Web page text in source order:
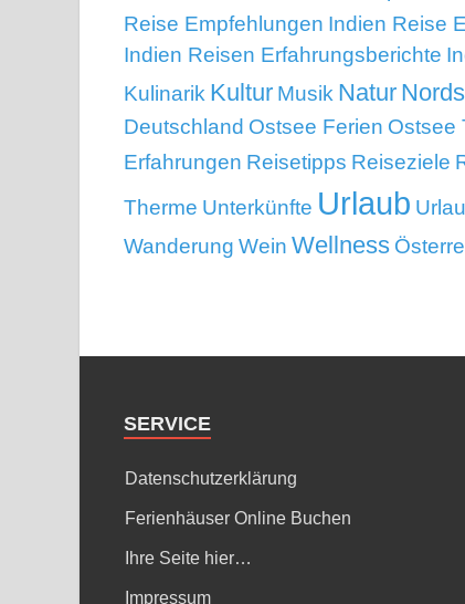
Reise Empfehlungen Indien Reise
Indien Reisen Erfahrungsberichte
Kulinarik Kultur Musik Natur
Deutschland Ostsee Ferien Ostsee
Erfahrungen Reisetipps Reiseziele
Therme Unterkünfte Urlaub
Wanderung Wein Wellness
SERVICE
Datenschutzerklärung
Ferienhäuser Online Buchen
Ihre Seite hier…
Impressum